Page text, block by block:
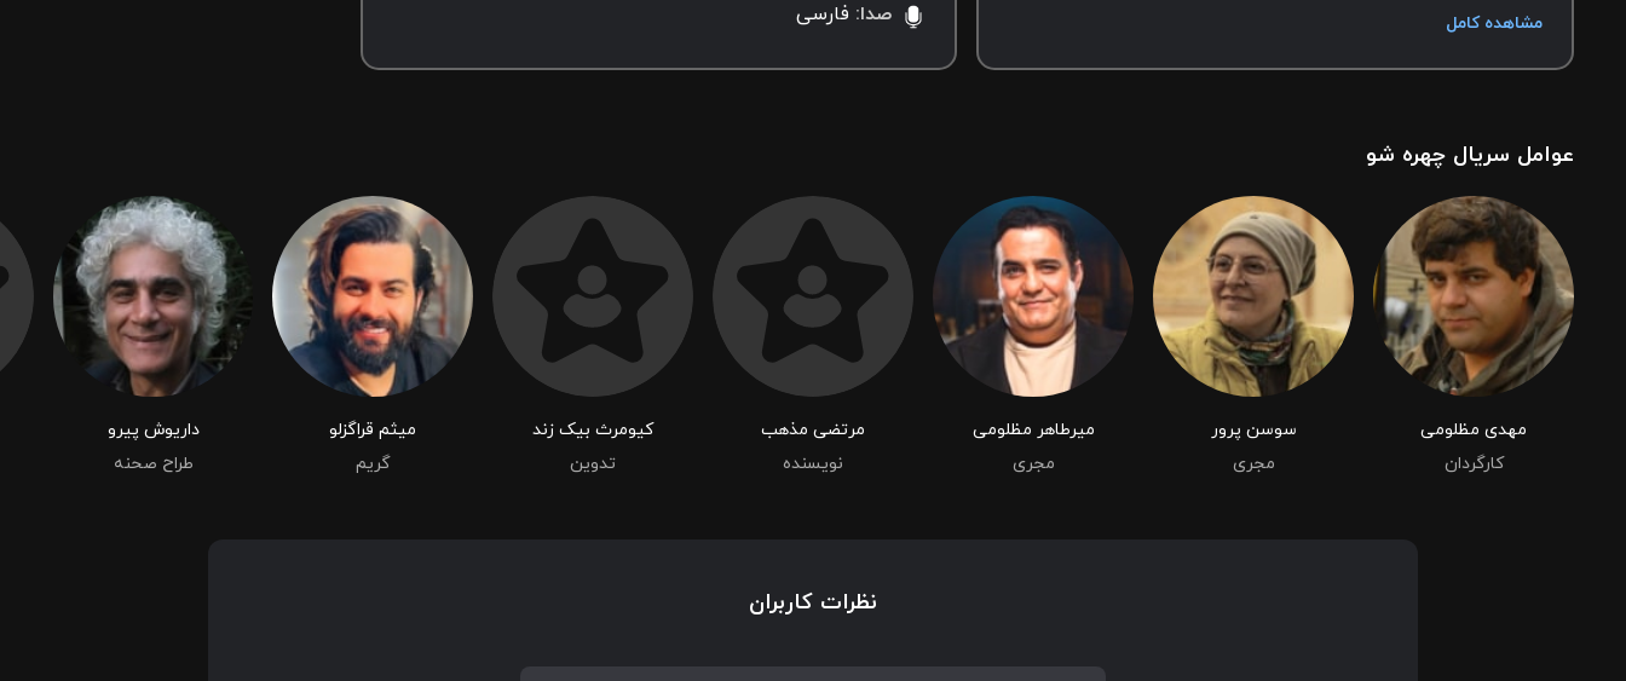
مشاهده کامل صدا: فارسی
عوامل سریال چهره شو
مهدی مظلومی
کارگردان
سوسن پرور
مجری
میرطاهر مظلومی
مجری
مرتضی مذهب
نویسنده
کیومرث بیک زند
تدوین
میثم قراگزلو
گریم
داریوش پیرو
طراح صحنه
نظرات کاربران